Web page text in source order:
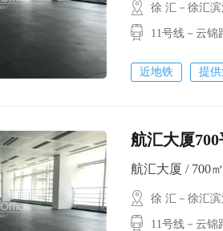
徐 汇－徐汇滨
11号线－云锦
近地铁 提
航汇大厦
航汇大厦 / 700
徐 汇－徐汇滨
11号线－云锦